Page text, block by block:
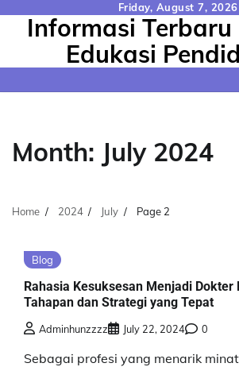
Friday, August 7, 2026
Informasi
Edukasi
Month: July 2024
Home 2024 July Page 2
Blog
Rahasia Kesuksesan Menjadi Dokter
Tahapan dan Strategi yang Tepat
Adminhunzzzz July 22, 2024 0
Sebagai profesi yang menarik